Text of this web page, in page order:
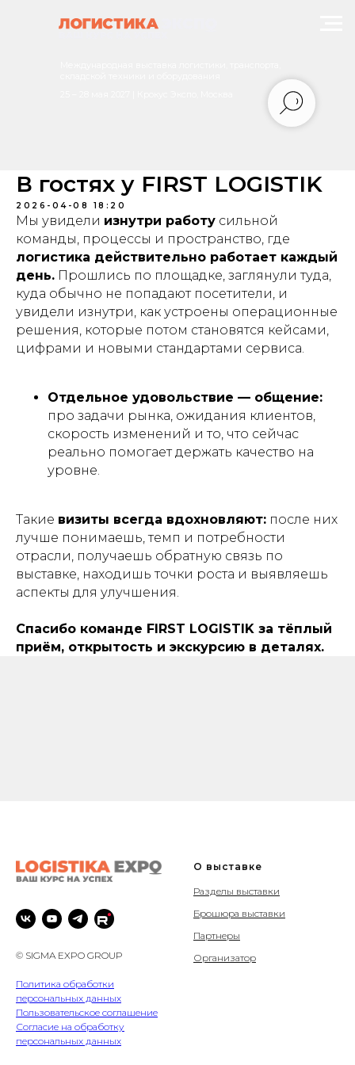
В гостях у FIRST LOGISTIK
2026-04-08 18:20
Мы увидели изнутри работу сильной
команды, процессы и пространство, где
логистика действительно работает каждый
день. Прошлись по площадке, заглянули туда,
куда обычно не попадают посетители, и
увидели изнутри, как устроены операционные
решения, которые потом становятся кейсами,
цифрами и новыми стандартами сервиса.
Отдельное удовольствие — общение:
про задачи рынка, ожидания клиентов,
скорость изменений и то, что сейчас
реально помогает держать качество на
уровне.
Такие визиты всегда вдохновляют: после них
лучше понимаешь, темп и потребности
отрасли, получаешь обратную связь по
выставке, находишь точки роста и выявляешь
аспекты для улучшения.
Спасибо команде FIRST LOGISTIK за тёплый
приём, открытость и экскурсию в деталях.
© SIGMA EXPO GROUP
Политика обработки
персональных данных
Пользовательское соглашение
Согласие на обработку
персональных данных
О выставке
Разделы выставки
Брошюра выставки
Партнеры
Организатор